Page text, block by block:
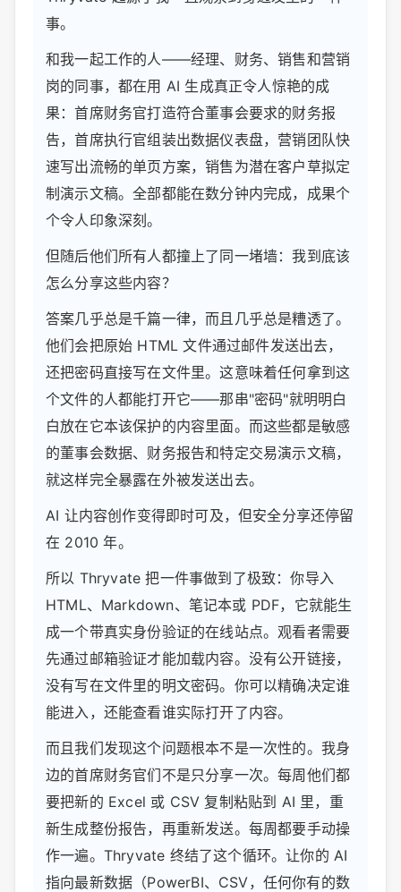
事。
和我一起工作的人——经理、财务、销售和营销
岗的同事，都在用 AI 生成真正令人惊艳的成
果：首席财务官打造符合董事会要求的财务报
告，首席执行官组装出数据仪表盘，营销团队快
速写出流畅的单页方案，销售为潜在客户草拟定
制演示文稿。全部都能在数分钟内完成，成果个
个令人印象深刻。
但随后他们所有人都撞上了同一堵墙：我到底该
怎么分享这些内容？
答案几乎总是千篇一律，而且几乎总是糟透了。
他们会把原始 HTML 文件通过邮件发送出去，
还把密码直接写在文件里。这意味着任何拿到这
个文件的人都能打开它——那串"密码"就明明白
白放在它本该保护的内容里面。而这些都是敏感
的董事会数据、财务报告和特定交易演示文稿，
就这样完全暴露在外被发送出去。
AI 让内容创作变得即时可及，但安全分享还停留
在 2010 年。
所以 Thryvate 把一件事做到了极致：你导入
HTML、Markdown、笔记本或 PDF，它就能生
成一个带真实身份验证的在线站点。观看者需要
先通过邮箱验证才能加载内容。没有公开链接，
没有写在文件里的明文密码。你可以精确决定谁
能进入，还能查看谁实际打开了内容。
而且我们发现这个问题根本不是一次性的。我身
边的首席财务官们不是只分享一次。每周他们都
要把新的 Excel 或 CSV 复制粘贴到 AI 里，重
新生成整份报告，再重新发送。每周都要手动操
作一遍。Thryvate 终结了这个循环。让你的 AI
指向最新数据（PowerBI、CSV，任何你有的数